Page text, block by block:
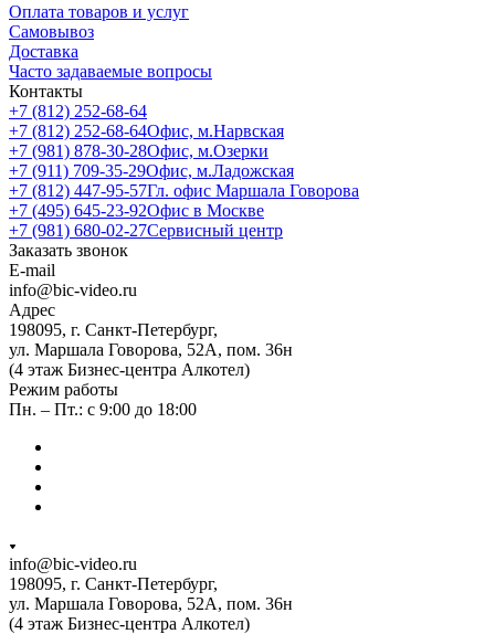
Оплата товаров и услуг
Самовывоз
Доставка
Часто задаваемые вопросы
Контакты
+7 (812) 252-68-64
+7 (812) 252-68-64Офис, м.Нарвская
+7 (981) 878-30-28Офис, м.Озерки
+7 (911) 709-35-29Офис, м.Ладожская
+7 (812) 447-95-57Гл. офис Маршала Говорова
+7 (495) 645-23-92Офис в Москве
+7 (981) 680-02-27Сервисный центр
Заказать звонок
E-mail
info@bic-video.ru
Адрес
198095, г. Санкт-Петербург,
ул. Маршала Говорова, 52А, пом. 36н
(4 этаж Бизнес-центра Алкотел)
Режим работы
Пн. – Пт.: с 9:00 до 18:00
info@bic-video.ru
198095, г. Санкт-Петербург,
ул. Маршала Говорова, 52А, пом. 36н
(4 этаж Бизнес-центра Алкотел)